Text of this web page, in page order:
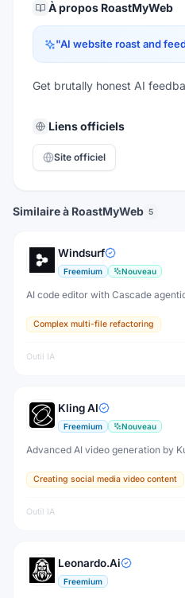
À propos RoastMyWeb
"AI website roast and
Get brutally honest AI
Liens officiels
Site officiel
Similaire à RoastMyWeb 5
Windsurf
Freemium Nouveau
AI code editor with Cascade
Complex multi-file refactoring
Outil IA
Kling AI
Freemium Nouveau
Advanced AI video generation by
Creating social media video content
Outil IA
Leonardo.Ai
Freemium